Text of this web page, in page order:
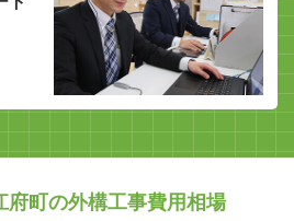
府町の外構工事費用相場